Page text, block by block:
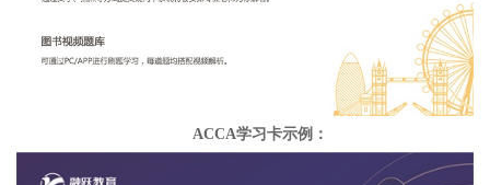
ACCA学习卡示例：